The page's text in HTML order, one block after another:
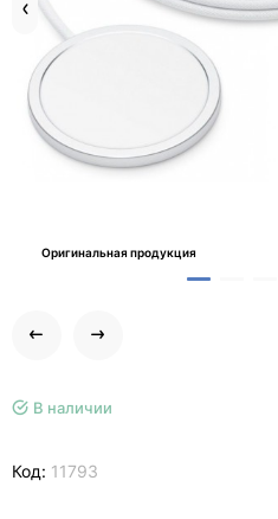
Оригинальная продукция
В наличии
Код: 11793